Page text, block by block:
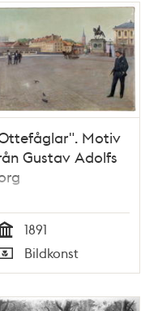
Motiv
Gustav Adolfs
1891
Bildkonst